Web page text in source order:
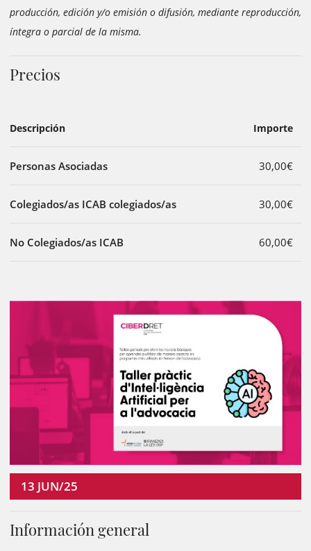
producción, edición y/o emisión o difusión, mediante reproducción,
íntegra o parcial de la misma.
Precios
Descripción Importe
Personas Asociadas 30,00€
Colegiados/as ICAB colegiados/as 30,00€
No Colegiados/as ICAB 60,00€
13 JUN/25
Información general